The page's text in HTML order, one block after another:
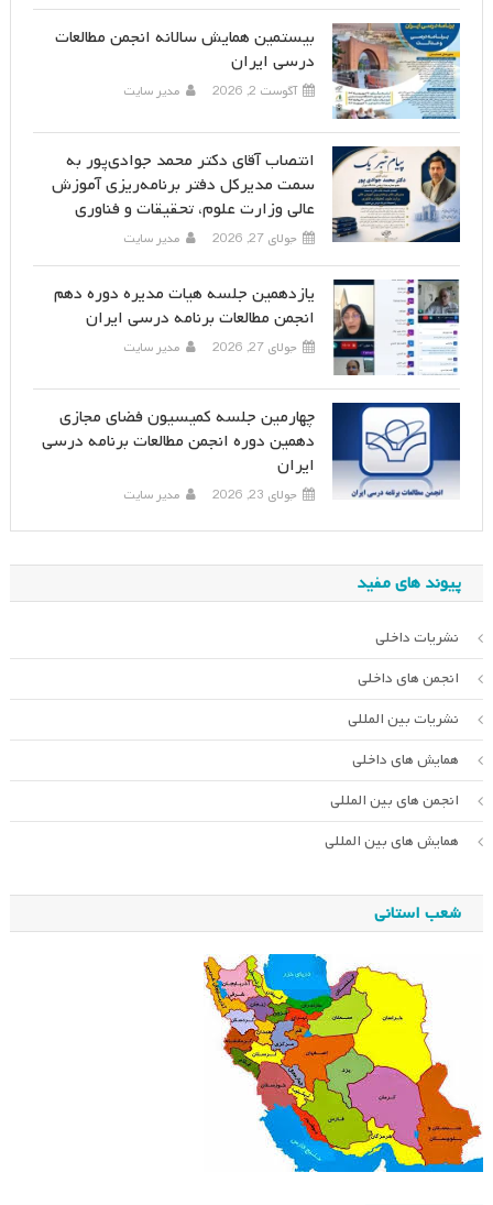
بیستمین همایش سالانه انجمن مطالعات
درسی ایران
آگوست 2, 2026 مدیر سایت
انتصاب آقای دکتر محمد جوادی‌پور به
سمت مدیرکل دفتر برنامه‌ریزی آموزش
عالی وزارت علوم، تحقیقات و فناوری
جولای 27, 2026 مدیر سایت
یازدهمین جلسه هیات مدیره دوره دهم
انجمن مطالعات برنامه درسی ایران
جولای 27, 2026 مدیر سایت
چهارمین جلسه کمیسیون فضای مجازی
دهمین دوره انجمن مطالعات برنامه درسی
ایران
جولای 23, 2026 مدیر سایت
پیوند های مفید
نشریات داخلی
انجمن های داخلی
نشریات بین المللی
همایش های داخلی
انجمن های بین المللی
همایش های بین المللی
شعب استانی